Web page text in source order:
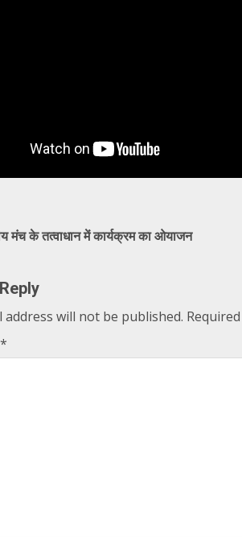
मंच के तत्वाधान में कार्यक्रम का ओयाजन
address will not be published.
*